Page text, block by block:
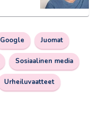
Google Juomat
Sosiaalinen media
Urheiluvaatteet